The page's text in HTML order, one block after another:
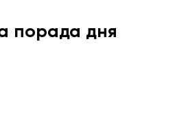
порада дня